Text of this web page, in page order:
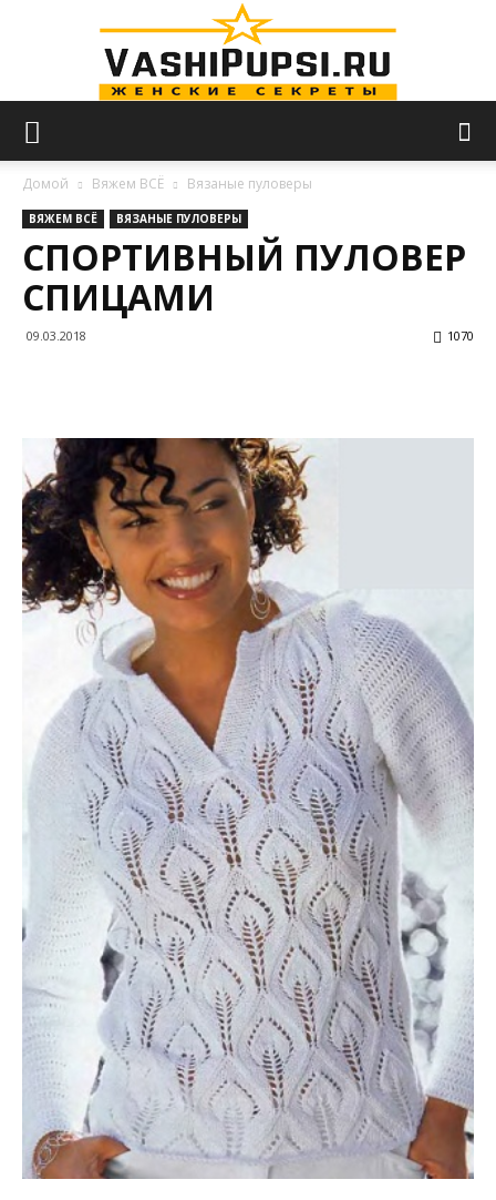
—
секреты
Домой Вяжем ВСЁ Вязаные пуловеры
ВЯЖЕМ ВСЁ ВЯЗАНЫЕ ПУЛОВЕРЫ
СПОРТИВНЫЙ ПУЛОВЕР
СПИЦАМИ
09.03.2018 1070